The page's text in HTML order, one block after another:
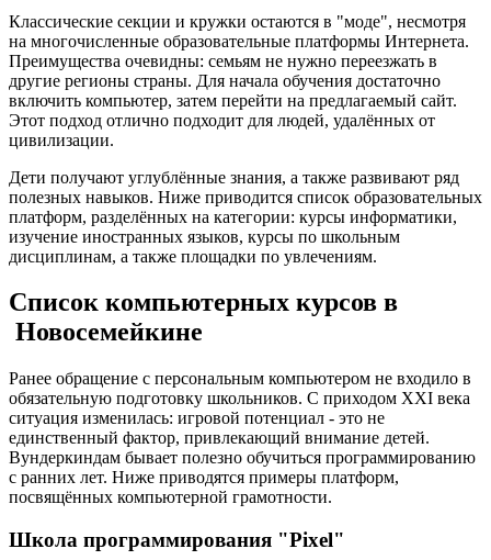
Классические секции и кружки остаются в "моде", несмотря
на многочисленные образовательные платформы Интернета.
Преимущества очевидны: семьям не нужно переезжать в
другие регионы страны. Для начала обучения достаточно
включить компьютер, затем перейти на предлагаемый сайт.
Этот подход отлично подходит для людей, удалённых от
цивилизации.
Дети получают углублённые знания, а также развивают ряд
полезных навыков. Ниже приводится список образовательных
платформ, разделённых на категории: курсы информатики,
изучение иностранных языков, курсы по школьным
дисциплинам, а также площадки по увлечениям.
Список компьютерных курсов в
Новосемейкине
Ранее обращение с персональным компьютером не входило в
обязательную подготовку школьников. С приходом XXI века
ситуация изменилась: игровой потенциал - это не
единственный фактор, привлекающий внимание детей.
Вундеркиндам бывает полезно обучиться программированию
с ранних лет. Ниже приводятся примеры платформ,
посвящённых компьютерной грамотности.
Школа программирования "Pixel"